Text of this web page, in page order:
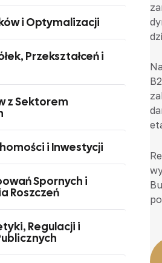
i Optymalizacji
Przekształceń i
z Sektorem
i Inwestycji
Spornych i
Roszczeń
Regulacji i